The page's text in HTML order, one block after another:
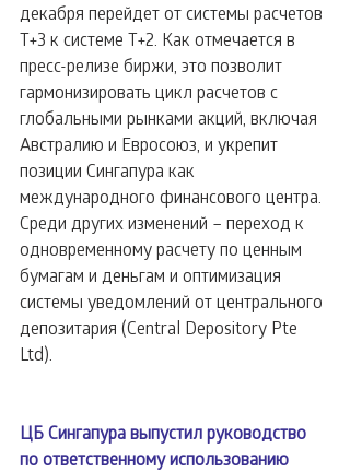
декабря перейдет от системы расчетов
T+3 к системе T+2. Как отмечается в
пресс-релизе биржи, это позволит
гармонизировать цикл расчетов с
глобальными рынками акций, включая
Австралию и Евросоюз, и укрепит
позиции Сингапура как
международного финансового центра.
Среди других изменений – переход к
одновременному расчету по ценным
бумагам и деньгам и оптимизация
системы уведомлений от центрального
депозитария (Central Depository Pte
Ltd).
ЦБ Сингапура выпустил руководство
по ответственному использованию